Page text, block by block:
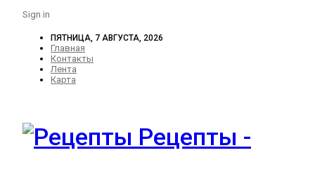
Sign in
ПЯТНИЦА, 7 АВГУСТА, 2026
Главная
Контакты
Лента
Карта
Рецепты -